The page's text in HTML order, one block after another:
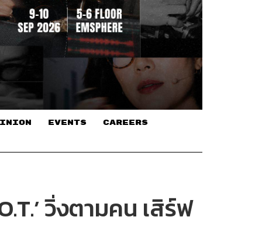
EVENTS CAREERS
วิ่งตามคน เสิร์ฟ